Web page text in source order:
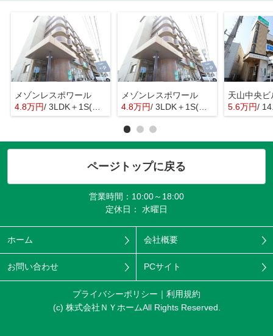
メゾンレスポワール
4.8万円/ 3LDK＋1S(納戸)
メゾンレスポワール
4.8万円/ 3LDK＋1S(納戸)
天山中央ビ
5.6万円/
ページトップに戻る
営業時間：10:00～18:00
定休日： 水曜日
ホーム 会社概要
お問い合わせ PCサイト
プライバシーポリシー
利用規約
(c) 株式会社ＮＹホームAll Rights Reserved.